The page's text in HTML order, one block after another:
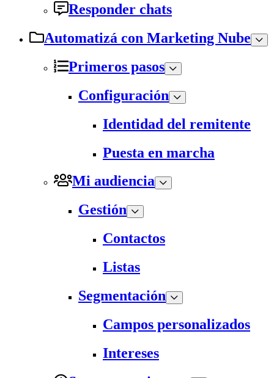
Responder chats
Automatizá con Marketing Nube
Primeros pasos
Configuración
Identidad del remitente
Puesta en marcha
Mi audiencia
Gestión
Contactos
Listas
Segmentación
Campos personalizados
Intereses